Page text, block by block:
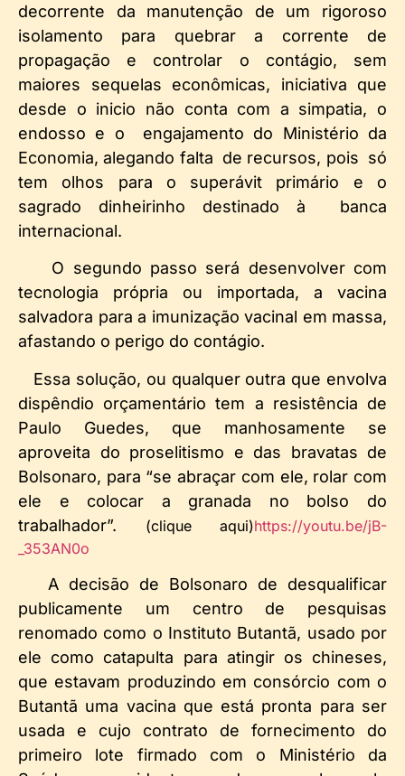
decorrente da manutenção de um rigoroso
isolamento para quebrar a corrente de
propagação e controlar o contágio, sem
maiores sequelas econômicas, iniciativa que
desde o inicio não conta com a simpatia, o
endosso e o engajamento do Ministério da
Economia, alegando falta de recursos, pois só
tem olhos para o superávit primário e o
sagrado dinheirinho destinado à banca
internacional.
O segundo passo será desenvolver com
tecnologia própria ou importada, a vacina
salvadora para a imunização vacinal em massa,
afastando o perigo do contágio.
Essa solução, ou qualquer outra que envolva
dispêndio orçamentário tem a resistência de
Paulo Guedes, que manhosamente se
aproveita do proselitismo e das bravatas de
Bolsonaro, para “se abraçar com ele, rolar com
ele e colocar a granada no bolso do
trabalhador”. (clique aqui)https://youtu.be/jB-
_353AN0o
A decisão de Bolsonaro de desqualificar
publicamente um centro de pesquisas
renomado como o Instituto Butantã, usado por
ele como catapulta para atingir os chineses,
que estavam produzindo em consórcio com o
Butantã uma vacina que está pronta para ser
usada e cujo contrato de fornecimento do
primeiro lote firmado com o Ministério da